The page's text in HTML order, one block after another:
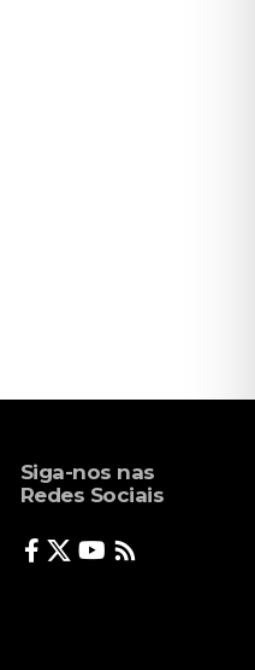
Siga-nos nas
Redes Sociais